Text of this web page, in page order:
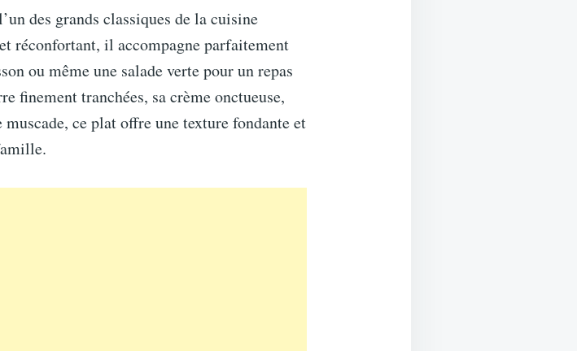
des grands classiques de la cuisine
réconfortant, il accompagne parfaitement
ou même une salade verte pour un repas
finement tranchées, sa crème onctueuse,
ce plat offre une texture fondante et